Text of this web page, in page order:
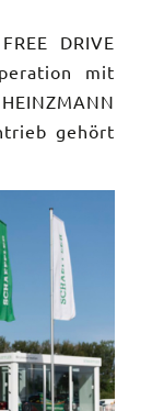
DRIVE
mit
gehört